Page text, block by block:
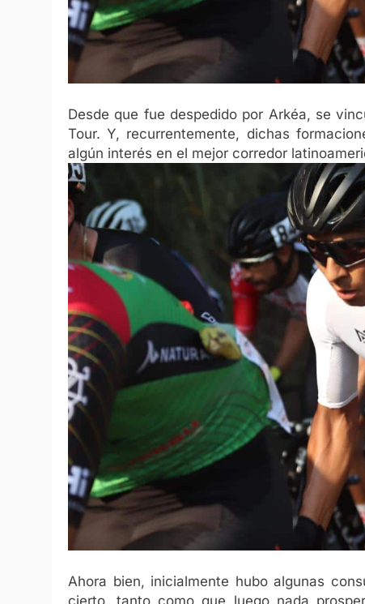
Desde que fue despedido por Arkéa, se
Tour. Y, recurrentemente, dichas
algún interés en el mejor corredor
Ahora bien, inicialmente hubo algunas
cierto, tanto como que luego nada